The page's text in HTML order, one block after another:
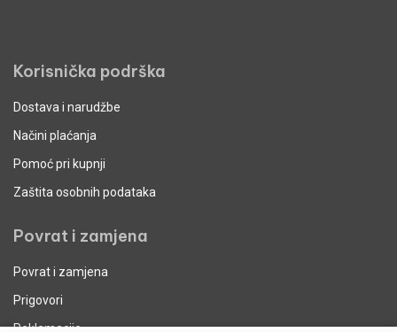
Korisnička podrška
Dostava i narudžbe
Načini plaćanja
Pomoć pri kupnji
Zaštita osobnih podataka
Povrat i zamjena
Povrat i zamjena
Prigovori
Reklamacije